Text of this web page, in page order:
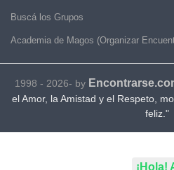
¡Hola!
Buscá los Grupos
Academia de Magos (Organizar
1998 - 2026- by
el Amor, la Amistad y el Respeto,
feliz."